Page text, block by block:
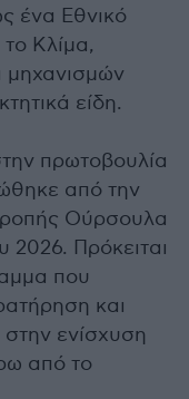
ένα Εθνικό
Κλίμα,
μηχανισμών
είδη.
πρωτοβουλία
από την
Ούρσουλα
2026. Πρόκειται
που
και
ενίσχυση
από το